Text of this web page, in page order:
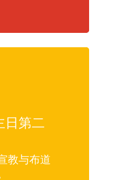
日第二
教与布道